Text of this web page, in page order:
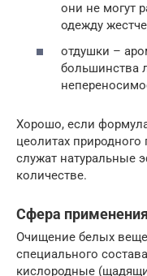
они не могут
одежду
отдушки –
большинства
Хорошо, если
цеолитах
служат
количестве.
Сфера применения
Очищение белых
специального
кислородные